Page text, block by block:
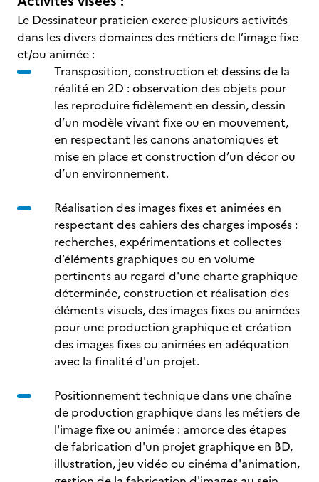
Le Dessinateur praticien exerce plusieurs activités
dans les divers domaines des métiers de l’image fixe
et/ou animée :
Transposition, construction et dessins de la
réalité en 2D : observation des objets pour
les reproduire fidèlement en dessin, dessin
d’un modèle vivant fixe ou en mouvement,
en respectant les canons anatomiques et
mise en place et construction d’un décor ou
d’un environnement.
Réalisation des images fixes et animées en
respectant des cahiers des charges imposés :
recherches, expérimentations et collectes
d’éléments graphiques ou en volume
pertinents au regard d'une charte graphique
déterminée, construction et réalisation des
éléments visuels, des images fixes ou animées
pour une production graphique et création
des images fixes ou animées en adéquation
avec la finalité d'un projet.
Positionnement technique dans une chaîne
de production graphique dans les métiers de
l'image fixe ou animée : amorce des étapes
de fabrication d'un projet graphique en BD,
illustration, jeu vidéo ou cinéma d'animation,